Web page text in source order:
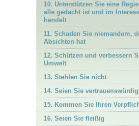
10. Unterstützen Sie eine
alle gedacht ist und im
handelt
11. Schaden Sie niemandem,
Absichten hat
12. Schützen und verbessern
Umwelt
13. Stehlen Sie nicht
14. Seien Sie vertrauenswürdig
15. Kommen Sie Ihren
16. Seien Sie fleißig